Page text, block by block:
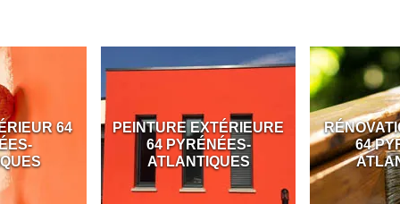
64
PEINTURE EXTÉRIEURE
64 PYRÉNÉES-
ATLANTIQUES
64